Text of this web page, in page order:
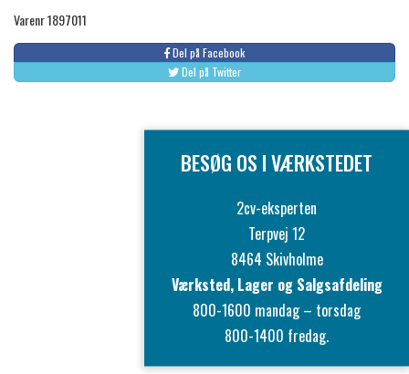
Varenr 1897011
Del på Facebook
Del på Twitter
BESØG OS I VÆRKSTEDET
2cv-eksperten
Terpvej 12
8464 Skivholme
Værksted, Lager og Salgsafdeling
800-1600 mandag – torsdag
800-1400 fredag.